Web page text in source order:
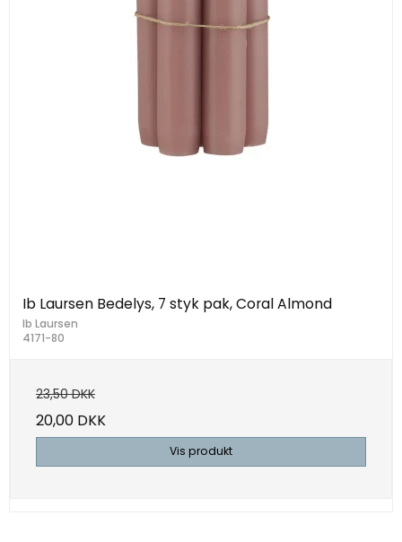
Ib Laursen Bedelys, 7 styk pak, Coral Almond
Ib Laursen
4171-80
23,50 DKK
20,00 DKK
Vis produkt